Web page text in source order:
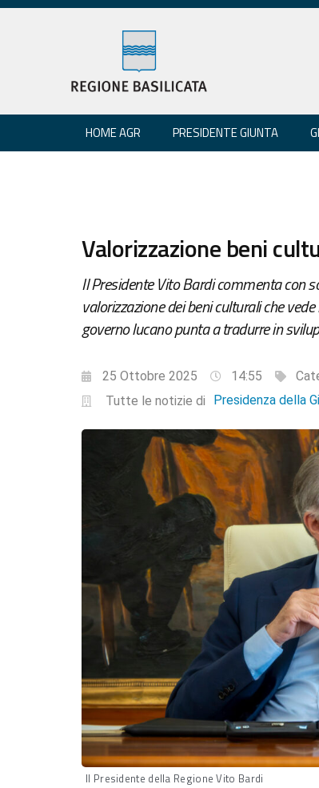
HOME AGR PRESIDENTE GIUNTA
Valorizzazione beni
Il Presidente Vito Bardi commenta con
valorizzazione dei beni culturali che
governo lucano punta a tradurre in
25 Ottobre 2025 14:55
Tutte le notizie di
Presidenza della
Il Presidente della Regione Vito Bardi